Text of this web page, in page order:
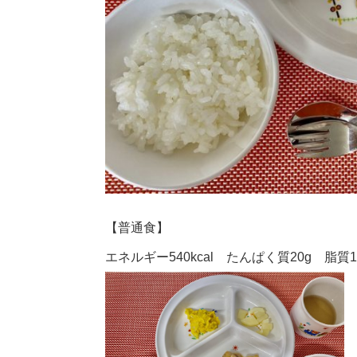
【普通食】
エネルギー540kcal たんぱく質20g 脂質